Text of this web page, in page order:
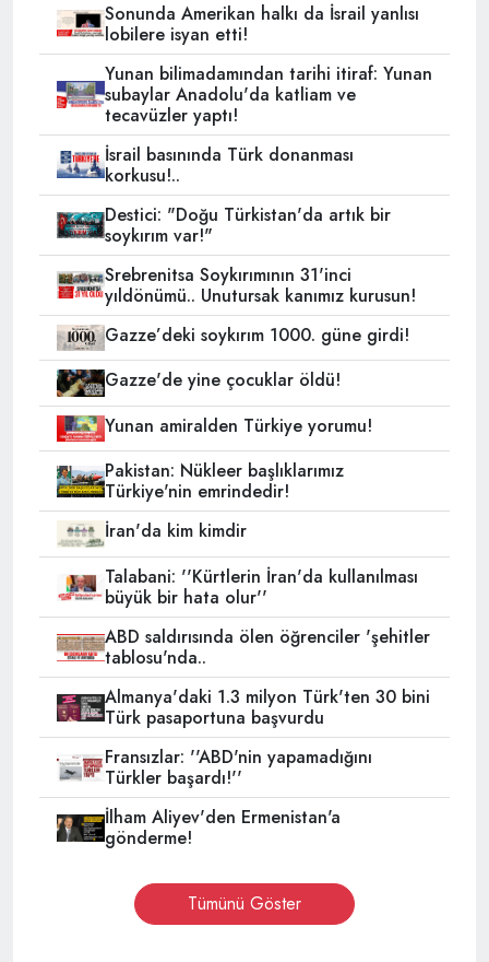
Sonunda Amerikan halkı da İsrail yanlısı
lobilere isyan etti!
Yunan bilimadamından tarihi itiraf: Yunan
subaylar Anadolu'da katliam ve
tecavüzler yaptı!
İsrail basınında Türk donanması
korkusu!..
Destici: "Doğu Türkistan'da artık bir
soykırım var!"
Srebrenitsa Soykırımının 31'inci
yıldönümü.. Unutursak kanımız kurusun!
Gazze’deki soykırım 1000. güne girdi!
Gazze'de yine çocuklar öldü!
Yunan amiralden Türkiye yorumu!
Pakistan: Nükleer başlıklarımız
Türkiye'nin emrindedir!
İran'da kim kimdir
Talabani: ''Kürtlerin İran'da kullanılması
büyük bir hata olur''
ABD saldırısında ölen öğrenciler 'şehitler
tablosu'nda..
Almanya'daki 1.3 milyon Türk'ten 30 bini
Türk pasaportuna başvurdu
Fransızlar: ''ABD'nin yapamadığını
Türkler başardı!''
İlham Aliyev'den Ermenistan'a
gönderme!
Tümünü Göster